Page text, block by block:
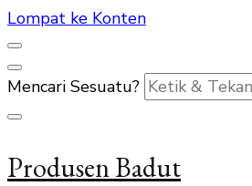
Lompat ke Konten
Mencari Sesuatu?
Produsen Badut